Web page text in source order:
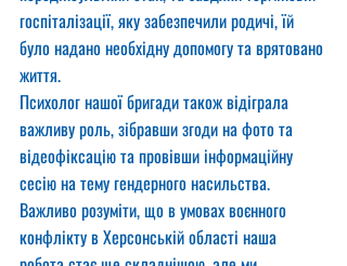
госпіталізації, яку забезпечили родичі, їй
було надано необхідну допомогу та врятовано
життя.
Психолог нашої бригади також відіграла
важливу роль, зібравши згоди на фото та
відеофіксацію та провівши інформаційну
сесію на тему гендерного насильства.
Важливо розуміти, що в умовах воєнного
конфлікту в Херсонській області наша